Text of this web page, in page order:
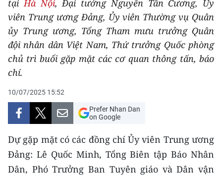
KHOA HỌC - CÔNG NGHỆ
MÔI TRƯỜNG
BẠN ĐỌC
KIỂM CHỨNG THÔNG TIN
TRI THỨC CHUYÊN SÂU
54 DÂN TỘC VIỆT NAM
CHƯƠNG TRÌNH OCOP - MỖI XÃ
MỘT SẢN PHẨM
tại Hà Nội, Đại tướng Nguyễn Tân Cương, Ủy
viên Trung ương Đảng, Ủy viên Thường vụ Quân
ủy Trung ương, Tổng Tham mưu trưởng Quân
đội nhân dân Việt Nam, Thứ trưởng Quốc phòng
chủ trì buổi gặp mặt các cơ quan thông tấn, báo
chí.
10/07/2025 15:52
Prefer Nhan Dan
on Google
Dự gặp mặt có các đồng chí Ủy viên Trung ương
Đảng: Lê Quốc Minh, Tổng Biên tập Báo Nhân
Dân, Phó Trưởng Ban Tuyên giáo và Dân vận